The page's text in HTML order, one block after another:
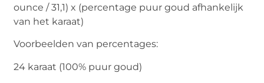
ounce / 31,1) x (percentage puur goud afhankelijk
van het karaat)
Voorbeelden van percentages:
24 karaat (100% puur goud)